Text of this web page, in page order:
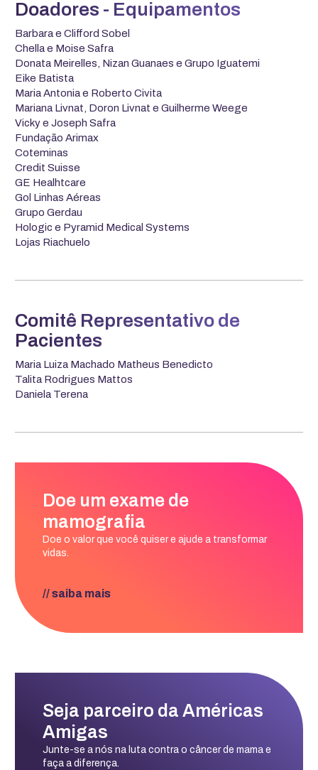
Doadores - Equipamentos
Barbara e Clifford Sobel
Chella e Moise Safra
Donata Meirelles, Nizan Guanaes e Grupo Iguatemi
Eike Batista
Maria Antonia e Roberto Civita
Mariana Livnat, Doron Livnat e Guilherme Weege
Vicky e Joseph Safra
Fundação Arimax
Coteminas
Credit Suisse
GE Healhtcare
Gol Linhas Aéreas
Grupo Gerdau
Hologic e Pyramid Medical Systems
Lojas Riachuelo
Comitê Representativo de
Pacientes
Maria Luiza Machado Matheus Benedicto
Talita Rodrigues Mattos
Daniela Terena
Doe um exame de
mamografia
Doe o valor que você quiser e ajude a transformar
vidas.
// saiba mais
Seja parceiro da Américas
Amigas
Junte-se a nós na luta contra o câncer de mama e
faça a diferença.